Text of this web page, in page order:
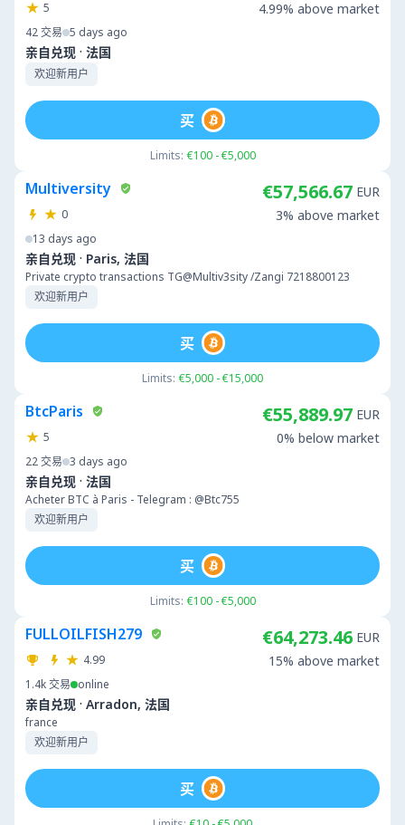
5
42交易 5 days ago
亲自兑现 · 法国
欢迎新用户
4.99% above market
Limits: €100 - €5,000
买
Multiversity
0
13 days ago
亲自兑现 · Paris, 法国
Private crypto transactions TG@Multiv3sity /Zangi 7218800123
欢迎新用户
€57,566.67 EUR
3% above market
Limits: €5,000 - €15,000
买
BtcParis
5
22交易 3 days ago
亲自兑现 · 法国
Acheter BTC à Paris - Telegram : @Btc755
欢迎新用户
€55,889.97 EUR
0% below market
Limits: €100 - €5,000
买
FULLOILFISH279
4.99
1.4k交易 online
亲自兑现 · Arradon, 法国
france
欢迎新用户
€64,273.46 EUR
15% above market
买